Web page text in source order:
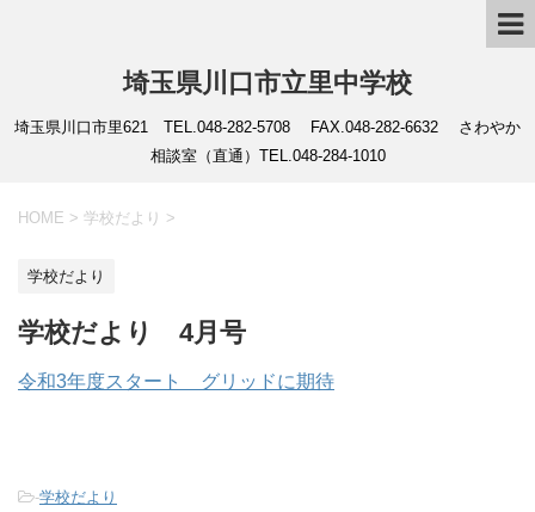
埼玉県川口市立里中学校
埼玉県川口市里621 TEL.048-282-5708 FAX.048-282-6632 さわやか
相談室（直通）TEL.048-284-1010
HOME > 学校だより >
学校だより
学校だより 4月号
令和3年度スタート グリッドに期待
-学校だより